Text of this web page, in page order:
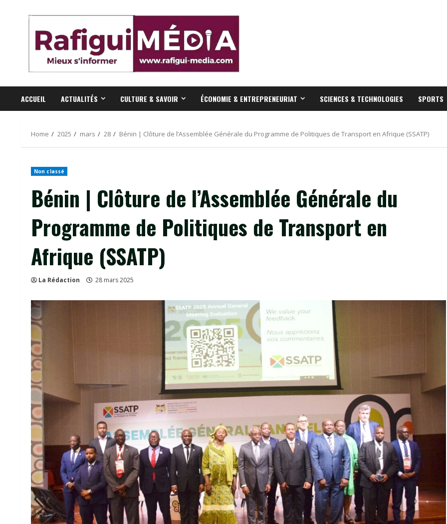
ACCUEIL ACTUALITÉS CULTURE & SAVOIR ÉCONOMIE & ENTREPRENEURIAT SCIENCES & TECHNOLOGIES SPORTS
Home 2025 mars 28 Bénin | Clôture de l’Assemblée Générale du Programme de Politiques de Transport en Afrique (SSATP)
Non classé
Bénin | Clôture de l’Assemblée Générale du
Programme de Politiques de Transport en
Afrique (SSATP)
La Rédaction 28 mars 2025